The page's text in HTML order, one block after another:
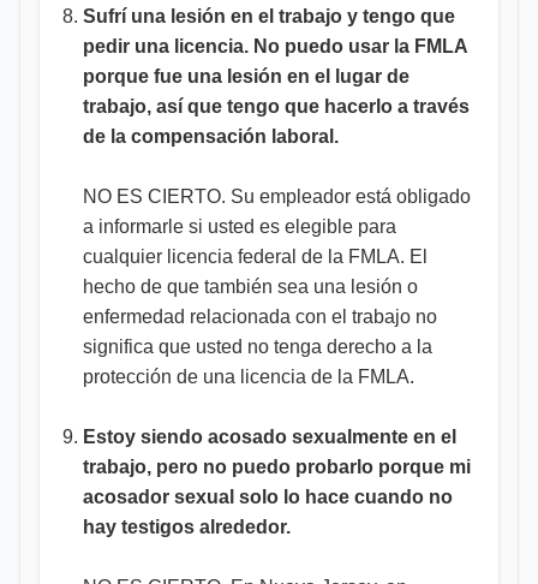
Sufrí una lesión en el trabajo y tengo que
pedir una licencia. No puedo usar la FMLA
porque fue una lesión en el lugar de
trabajo, así que tengo que hacerlo a través
de la compensación laboral.
NO ES CIERTO. Su empleador está obligado
a informarle si usted es elegible para
cualquier licencia federal de la FMLA. El
hecho de que también sea una lesión o
enfermedad relacionada con el trabajo no
significa que usted no tenga derecho a la
protección de una licencia de la FMLA.
Estoy siendo acosado sexualmente en el
trabajo, pero no puedo probarlo porque mi
acosador sexual solo lo hace cuando no
hay testigos alrededor.